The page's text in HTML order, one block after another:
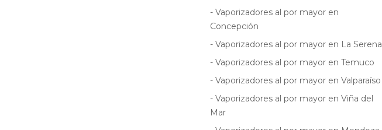
- Vaporizadores al por mayor en
Concepción
- Vaporizadores al por mayor en La Serena
- Vaporizadores al por mayor en Temuco
- Vaporizadores al por mayor en Valparaíso
- Vaporizadores al por mayor en Viña del
Mar